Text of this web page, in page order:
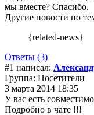
мы вместе? Спасибо.
Другие новости по
{related-news}
Ответы (3)
#1 написал:
Группа: Посетители
3 марта 2014 18:35
У вас есть
Подробно в чате !!!